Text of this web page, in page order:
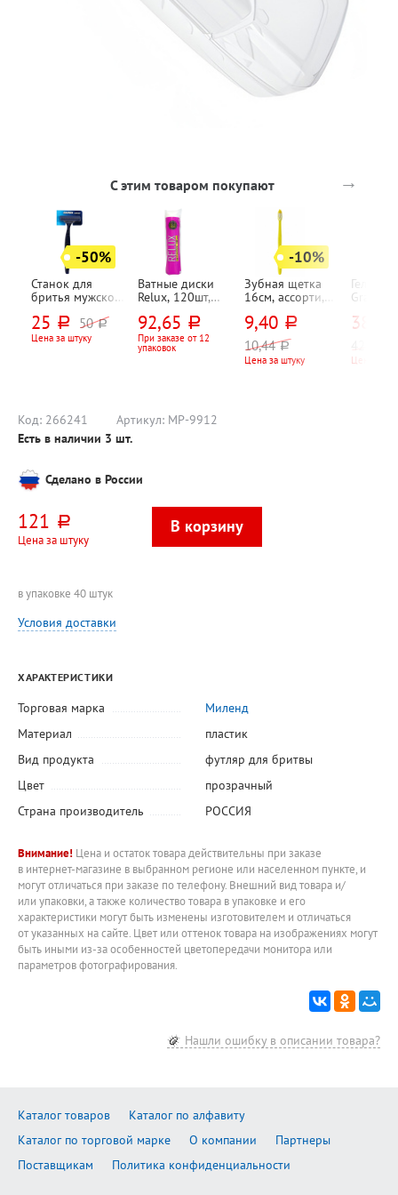
С этим товаром покупают →
-50%
Станок для
бритья мужской,
(Sprint)"
25 руб. 50 руб.
Цена за штуку
Ватные диски
Relux, 120шт,
92,65 руб.
При заказе от 12
упаковок
-10%
Зубная щетка
16см, ассорти,
жесткости,
индивид. уп.
9,40 руб.
10,44 руб.
Цена за штуку
Гель
Grass,
(Ambree
(Black
383
Цена за
Код: 266241 Артикул: МР-9912
Есть в наличии 3 шт.
Сделано в России
121 руб.
Цена за штуку
в упаковке 40 штук
Условия доставки
ХАРАКТЕРИСТИКИ
Торговая марка
Миленд
Материал
пластик
Вид продукта
футляр для бритвы
Цвет
прозрачный
Страна производитель
РОССИЯ
Внимание! Цена и остаток товара действительны при заказе
в интернет-магазине в выбранном регионе или населенном пункте, и
могут отличаться при заказе по телефону. Внешний вид товара и/
или упаковки, а также количество товара в упаковке и его
характеристики могут быть изменены изготовителем и отличаться
от указанных на сайте. Цвет или оттенок товара на изображениях могут
быть иными из-за особенностей цветопередачи монитора или
параметров фотографирования.
Нашли ошибку в описании товара?
Каталог товаров
Каталог по алфавиту
Каталог по торговой марке
О компании
Партнеры
Поставщикам
Политика конфиденциальности